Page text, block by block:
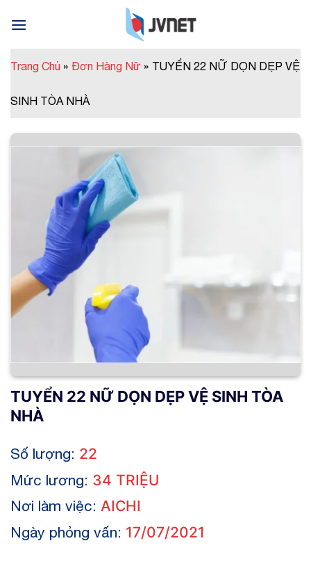
Trang Chủ » Đơn Hàng Nữ » TUYỂN 22 NỮ DỌN DẸP VỆ
SINH TÒA NHÀ
TUYỂN 22 NỮ DỌN DẸP VỆ SINH TÒA
NHÀ
Số lượng: 22
Mức lương: 34 TRIỆU
Nơi làm việc: AICHI
Ngày phỏng vấn: 17/07/2021